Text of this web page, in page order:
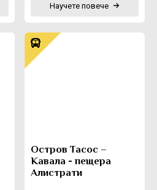
Научете повече
Остров Тасос –
Кавала - пещера
Алистрати